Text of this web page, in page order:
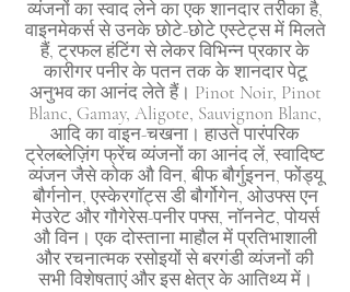
व्यंजनों का स्वाद लेने का एक शानदार तरीका है,
वाइनमेकर्स से उनके छोटे-छोटे एस्टेट्स में मिलते
हैं, ट्रफल हंटिंग से लेकर विभिन्न प्रकार के
कारीगर पनीर के पतन तक के शानदार पेटू
अनुभव का आनंद लेते हैं। Pinot Noir, Pinot
Blanc, Gamay, Aligote, Sauvignon Blanc,
आदि का वाइन-चखना। हाउते पारंपरिक
ट्रेलब्लेज़िंग फ्रेंच व्यंजनों का आनंद लें, स्वादिष्ट
व्यंजन जैसे कोक औ विन, बीफ बौर्गुइनन, फोंड्यू
बौर्गनोन, एस्केरगॉट्स डी बौर्गोगेन, ओउफ्स एन
मेउरेट और गौगेरेस-पनीर पफ्स, नॉननेट, पोयर्स
औ विन। एक दोस्ताना माहौल में प्रतिभाशाली
और रचनात्मक रसोइयों से बरगंडी व्यंजनों की
सभी विशेषताएं और इस क्षेत्र के आतिथ्य में।